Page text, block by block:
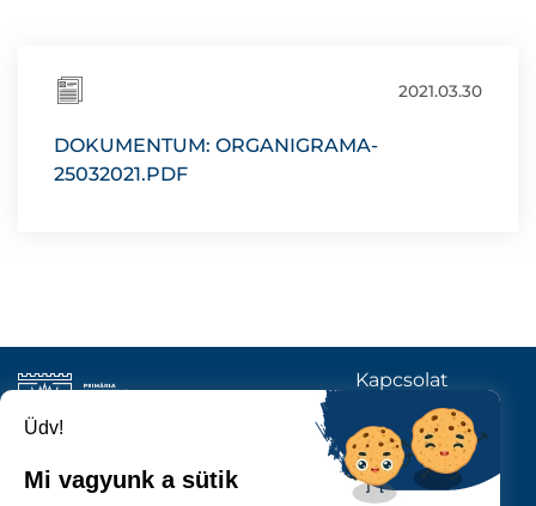
2021.03.30
DOKUMENTUM: ORGANIGRAMA-
25032021.PDF
Kapcsolat
KÖVESSENEK
Üdv!
Mi vagyunk a sütik